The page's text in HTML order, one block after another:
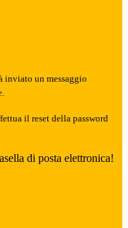
inviato un messaggio
il reset della password
di posta elettronica!